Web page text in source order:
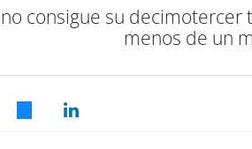
consigue su
menos de un